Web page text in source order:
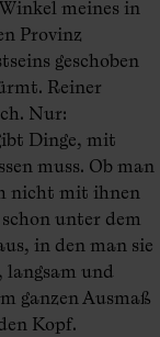
meines in
Provinz
geschoben
Reiner
Nur:
Dinge, mit
muss. Ob man
nicht mit ihnen
unter dem
in den man sie
langsam und
ganzen Ausmaß
Kopf.